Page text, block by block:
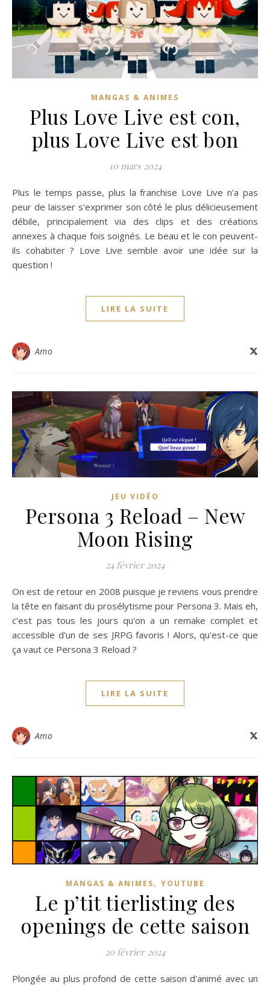
MANGAS & ANIMES
Plus Love Live est con,
plus Love Live est bon
10 mars 2024
Plus le temps passe, plus la franchise Love Live n'a pas
peur de laisser s'exprimer son côté le plus délicieusement
débile, principalement via des clips et des créations
annexes à chaque fois soignés. Le beau et le con peuvent-
ils cohabiter ? Love Live semble avoir une idée sur la
question !
LIRE LA SUITE
Amo
JEU VIDÉO
Persona 3 Reload – New
Moon Rising
24 février 2024
On est de retour en 2008 puisque je reviens vous prendre
la tête en faisant du prosélytisme pour Persona 3. Mais eh,
c'est pas tous les jours qu'on a un remake complet et
accessible d'un de ses JRPG favoris ! Alors, qu'est-ce que
ça vaut ce Persona 3 Reload ?
LIRE LA SUITE
Amo
MANGAS & ANIMES, YOUTUBE
Le p’tit tierlisting des
openings de cette saison
20 février 2024
Plongée au plus profond de cette saison d'animé avec un